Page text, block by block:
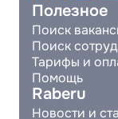
Полезное
Поиск
Поиск
Тарифы и
Помощь
Raberu
Новости и